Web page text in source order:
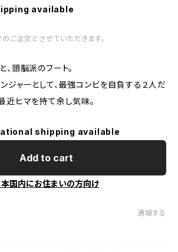
available
ご注文とさせていただきます。
頭脳派のフート。
ジャーとして、最強コンビを自負する２人だ
近ヒマを持て余し気味。
shipping available
Add to cart
本国内にお住まいの方向け
通報する